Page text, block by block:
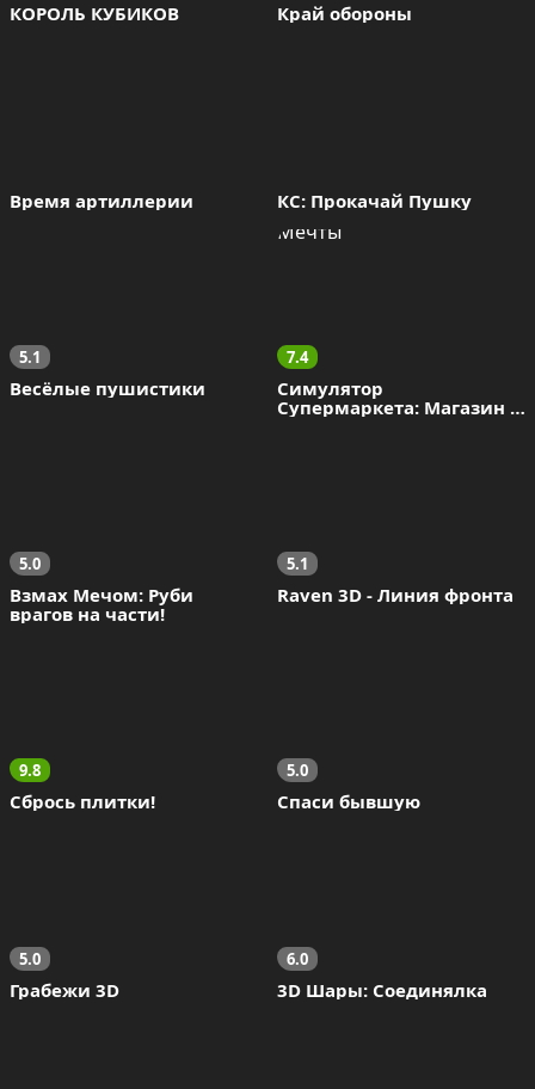
КОРОЛЬ КУБИКОВ Край обороны
Время артиллерии КС: Прокачай Пушку
5.1
Весёлые пушистики
7.4
Симулятор
Супермаркета: Магазин
5.0
Взмах Мечом: Руби
врагов на части!
5.1
Raven 3D - Линия фронта
9.8
Сбрось плитки!
5.0
Спаси бывшую
5.0
Грабежи 3D
6.0
3D Шары: Соединялка